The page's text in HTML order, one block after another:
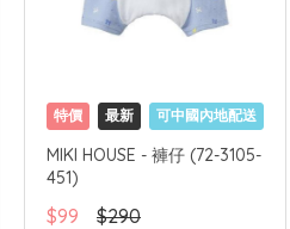
特價 最新 可中國內地配送
MIKI HOUSE - 褲仔 (72-3105-
451)
$99 $290